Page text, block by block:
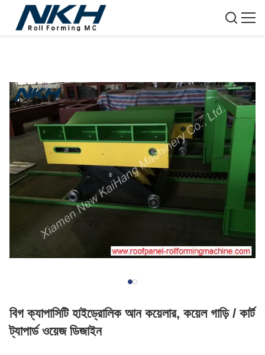
বিগ ক্যাপাসিটি হাইড্রোলিক আন কয়েলার, কয়েল গাড়ি / কার্ট
ট্যাপার্ড ওয়েজ ডিজাইন